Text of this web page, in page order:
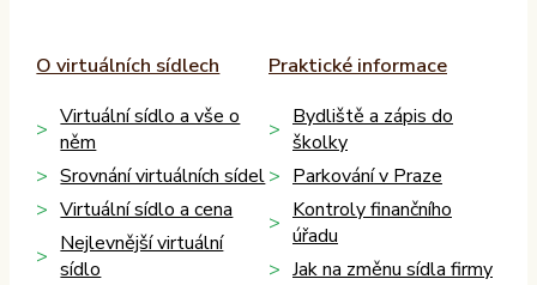
O virtuálních sídlech
Virtuální sídlo a vše o
něm
Srovnání virtuálních sídel
Virtuální sídlo a cena
Nejlevnější virtuální
sídlo
Praktické informace
Bydliště a zápis do
školky
Parkování v Praze
Kontroly finančního
úřadu
Jak na změnu sídla firmy